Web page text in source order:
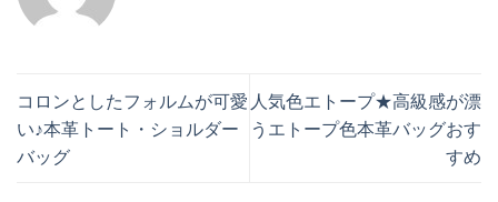
コロンとしたフォルムが可愛
い♪本革トート・ショルダー
バッグ
人気色エトープ★高級感が漂
うエトープ色本革バッグおす
すめ